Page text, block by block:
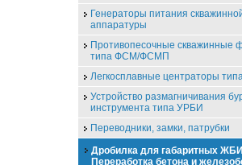
Генераторы питания
аппаратуры
Противопесочные скважинные
типа ФСМ/ФСМП
Легкосплавные центраторы
Устройство размагничивания
инструмента типа УРБИ
Переводники, замки, патрубки
Дробилка для габаритных
Переработка бетона и